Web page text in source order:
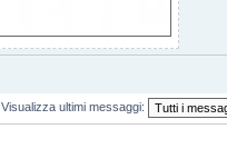
Visualizza ultimi messaggi: